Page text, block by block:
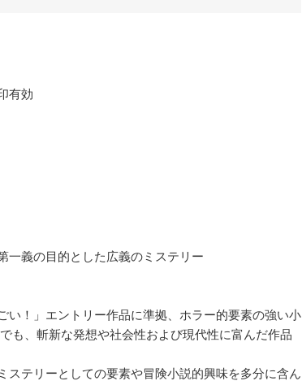
有効
一義の目的とした広義のミステリー
い！」エントリー作品に準拠、ホラー的要素の強い小
も、斬新な発想や社会性および現代性に富んだ作品
ステリーとしての要素や冒険小説的興味を多分に含ん